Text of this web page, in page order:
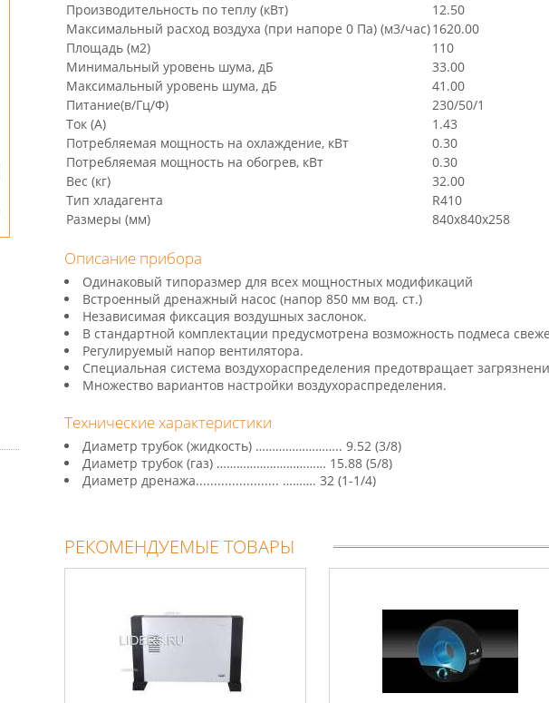
Производительность по теплу (кВт)
12.50
Максимальный расход воздуха (при напоре 0 Па) (м3/час)1620.00
Площадь (м2)
110
Минимальный уровень шума, дБ
33.00
Максимальный уровень шума, дБ
41.00
Питание(в/Гц/Ф)
230/50/1
Ток (А)
1.43
Потребляемая мощность на охлаждение, кВт
0.30
Потребляемая мощность на обогрев, кВт
0.30
Вес (кг)
32.00
Тип хладагента
R410
Размеры (мм)
840x840x258
Описание прибора
Одинаковый типоразмер для всех мощностных модификаций
Встроенный дренажный насос (напор 850 мм вод. ст.)
Независимая фиксация воздушных заслонок.
В стандартной комплектации предусмотрена возможность подмеса
Регулируемый напор вентилятора.
Специальная система воздухораспределения предотвращает
Множество вариантов настройки воздухораспределения.
Технические характеристики
Диаметр трубок (жидкость) …………………….. 9.52 (3/8)
Диаметр трубок (газ) …………………………… 15.88 (5/8)
Диаметр дренажа....................... ………. 32 (1-1/4)
РЕКОМЕНДУЕМЫЕ ТОВАРЫ